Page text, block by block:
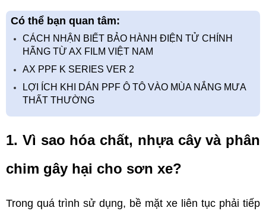
Có thể bạn quan tâm:
CÁCH NHẬN BIẾT BẢO HÀNH ĐIỆN TỬ CHÍNH
HÃNG TỪ AX FILM VIỆT NAM
AX PPF K SERIES VER 2
LỢI ÍCH KHI DÁN PPF Ô TÔ VÀO MÙA NẮNG MƯA
THẤT THƯỜNG
1. Vì sao hóa chất, nhựa cây và phân
chim gây hại cho sơn xe?
Trong quá trình sử dụng, bề mặt xe liên tục phải tiếp